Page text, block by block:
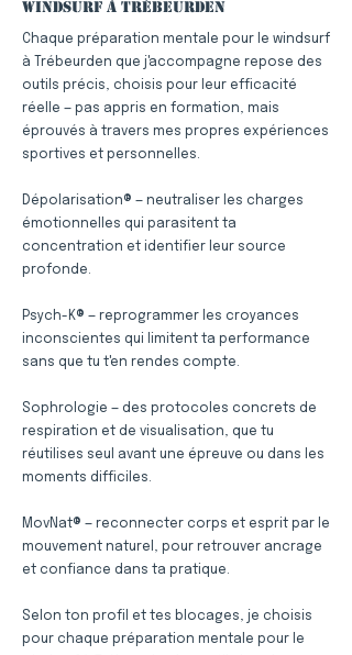
windsurf à Trébeurden
Chaque préparation mentale pour le windsurf
à Trébeurden que j'accompagne repose des
outils précis, choisis pour leur efficacité
réelle — pas appris en formation, mais
éprouvés à travers mes propres expériences
sportives et personnelles.
Dépolarisation® — neutraliser les charges
émotionnelles qui parasitent ta
concentration et identifier leur source
profonde.
Psych-K® — reprogrammer les croyances
inconscientes qui limitent ta performance
sans que tu t'en rendes compte.
Sophrologie — des protocoles concrets de
respiration et de visualisation, que tu
réutilises seul avant une épreuve ou dans les
moments difficiles.
MovNat® — reconnecter corps et esprit par le
mouvement naturel, pour retrouver ancrage
et confiance dans ta pratique.
Selon ton profil et tes blocages, je choisis
pour chaque préparation mentale pour le